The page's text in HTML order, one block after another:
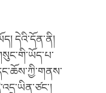
དེའི་དོན་ནི།